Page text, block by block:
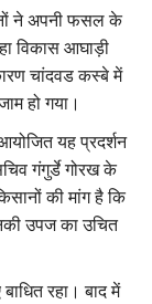
ने अपनी फसल के
विकास आघाड़ी
चांदवड कस्बे में
हो गया।
यह प्रदर्शन
गंगुर्डे गोरख के
की मांग है कि
उपज का उचित
रहा। बाद में